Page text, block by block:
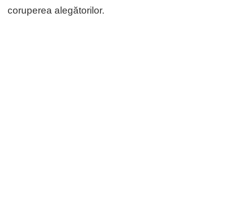
coruperea alegătorilor.